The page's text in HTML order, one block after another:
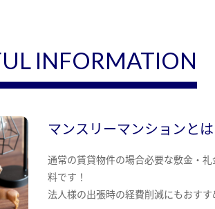
INFORMATION
マンスリーマンションとは
通常の賃貸物件の場合必要な敷金・
料です！
法人様の出張時の経費削減にもおすす